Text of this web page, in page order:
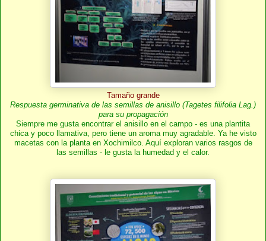
Tamaño grande
Respuesta germinativa de las semillas de anisillo (Tagetes filifolia Lag.)
para su propagación
Siempre me gusta encontrar el anisillo en el campo - es una plantita
chica y poco llamativa, pero tiene un aroma muy agradable. Ya he visto
macetas con la planta en Xochimilco. Aquí exploran varios rasgos de
las semillas - le gusta la humedad y el calor.